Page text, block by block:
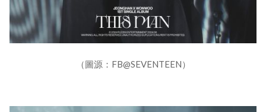
（圖源：FB@SEVENTEEN）